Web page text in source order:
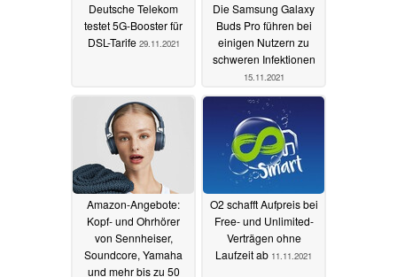
Deutsche Telekom
testet 5G-Booster für
DSL-Tarife 29.11.2021
Die Samsung Galaxy
Buds Pro führen bei
einigen Nutzern zu
schweren Infektionen
15.11.2021
Amazon-Angebote:
Kopf- und Ohrhörer
von Sennheiser,
Soundcore, Yamaha
und mehr bis zu 50
O2 schafft Aufpreis bei
Free- und Unlimited-
Verträgen ohne
Laufzeit ab 11.11.2021